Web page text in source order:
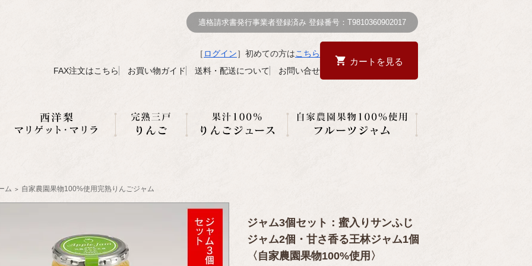
［ ログイン］初めての方はこちら
FAX注文はこちら
お買い物ガイド 送料・配送について お問い合せ
カートを見る
適格請求書発行事業者登録済み 登録番号：T9810360902017
ム ＞ 自家農園果物100%使用完熟りんごジャム
ジャム3個セット：蜜入りサンふじ
ジャム2個・甘さ香る王林ジャム1個
〈自家農園果物100%使用〉